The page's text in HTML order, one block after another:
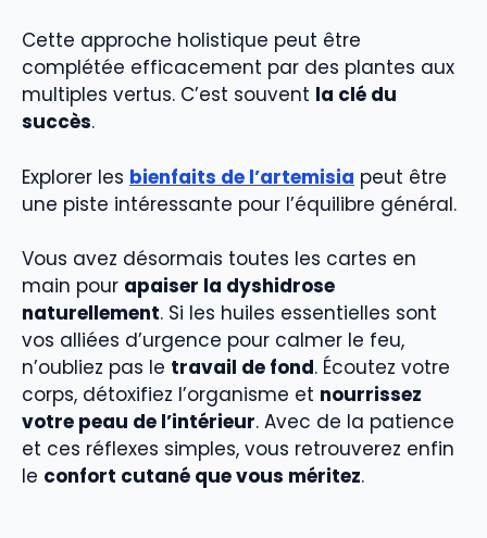
Cette approche holistique peut être
complétée efficacement par des plantes aux
multiples vertus. C’est souvent la clé du
succès.
Explorer les bienfaits de l’artemisia peut être
une piste intéressante pour l’équilibre général.
Vous avez désormais toutes les cartes en
main pour apaiser la dyshidrose
naturellement. Si les huiles essentielles sont
vos alliées d’urgence pour calmer le feu,
n’oubliez pas le travail de fond. Écoutez votre
corps, détoxifiez l’organisme et nourrissez
votre peau de l’intérieur. Avec de la patience
et ces réflexes simples, vous retrouverez enfin
le confort cutané que vous méritez.